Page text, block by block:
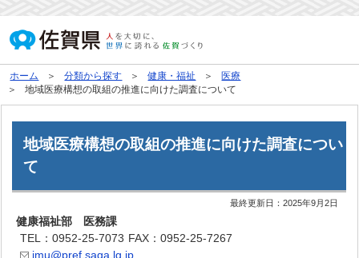
ホーム 分類から探す 健康・福祉
医療
地域医療構想の取組の推進に向けた調査について
地域医療構想の取組の推進に向けた調査につい
て
最終更新日：2025年9月2日
健康福祉部 医務課
TEL：0952-25-7073 FAX：0952-25-7267
imu@pref.saga.lg.jp